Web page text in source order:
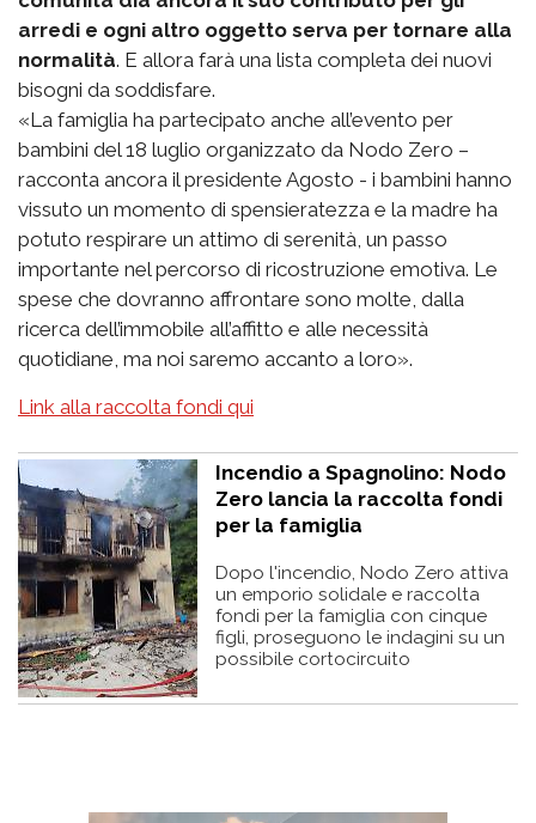
arredi e ogni altro oggetto serva per tornare alla
normalità. E allora farà una lista completa dei nuovi
bisogni da soddisfare.
«La famiglia ha partecipato anche all’evento per
bambini del 18 luglio organizzato da Nodo Zero –
racconta ancora il presidente Agosto - i bambini hanno
vissuto un momento di spensieratezza e la madre ha
potuto respirare un attimo di serenità, un passo
importante nel percorso di ricostruzione emotiva. Le
spese che dovranno affrontare sono molte, dalla
ricerca dell’immobile all’affitto e alle necessità
quotidiane, ma noi saremo accanto a loro».
Link alla raccolta fondi qui
Incendio a Spagnolino: Nodo
Zero lancia la raccolta fondi
per la famiglia
Dopo l'incendio, Nodo Zero attiva
un emporio solidale e raccolta
fondi per la famiglia con cinque
figli, proseguono le indagini su un
possibile cortocircuito